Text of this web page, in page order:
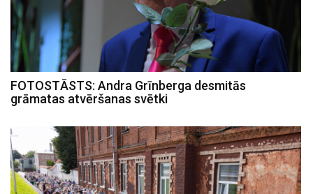
FOTOSTĀSTS: Andra Grīnberga desmitās
grāmatas atvēršanas svētki